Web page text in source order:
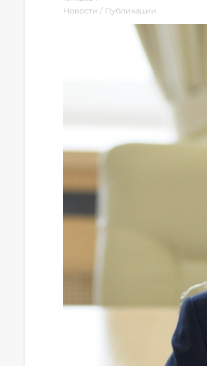
Новости / Публикации